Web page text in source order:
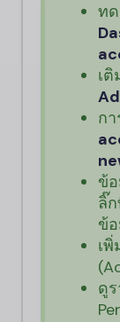
ท
เ
ก
ข้
ลิ๊
ข้
เ
ดู